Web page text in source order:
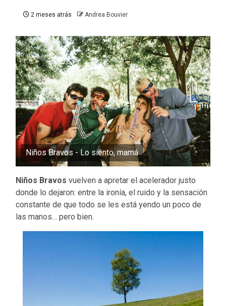
2 meses atrás Andrea Bouvier
Niños Bravos - Lo siento, mamá
Niños Bravos vuelven a apretar el acelerador justo
donde lo dejaron: entre la ironía, el ruido y la sensación
constante de que todo se les está yendo un poco de
las manos… pero bien.